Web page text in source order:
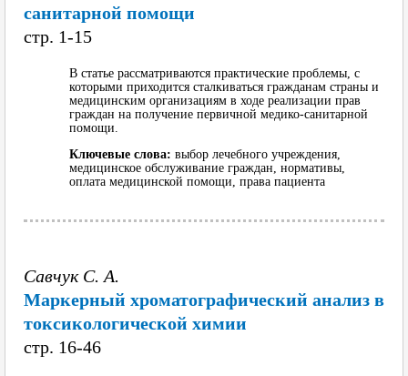
санитарной помощи
cтр. 1-15
В статье рассматриваются практические проблемы, с
которыми приходится сталкиваться гражданам страны и
медицинским организациям в ходе реализации прав
граждан на получение первичной медико-санитарной
помощи.
Ключевые слова: выбор лечебного учреждения,
медицинское обслуживание граждан, нормативы,
оплата медицинской помощи, права пациента
Савчук С. А.
Маркерный хроматографический анализ в
токсикологической химии
cтр. 16-46